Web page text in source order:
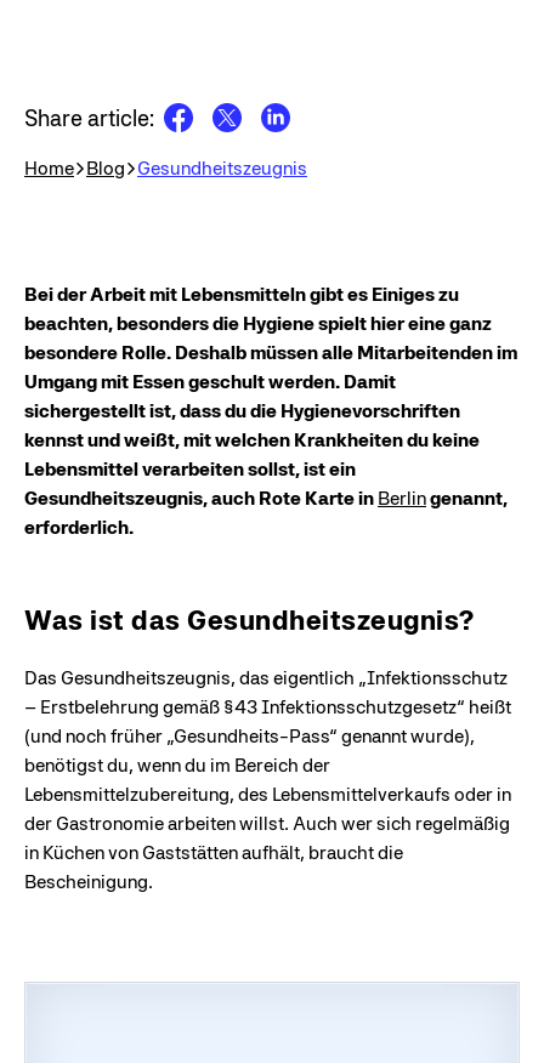
Share article:
Home Blog Gesundheitszeugnis
Bei der Arbeit mit Lebensmitteln gibt es Einiges zu
beachten, besonders die Hygiene spielt hier eine ganz
besondere Rolle. Deshalb müssen alle Mitarbeitenden im
Umgang mit Essen geschult werden. Damit
sichergestellt ist, dass du die Hygienevorschriften
kennst und weißt, mit welchen Krankheiten du keine
Lebensmittel verarbeiten sollst, ist ein
Gesundheitszeugnis, auch Rote Karte in Berlingenannt,
erforderlich.
Was ist das Gesundheitszeugnis?
Das Gesundheitszeugnis, das eigentlich „Infektionsschutz
– Erstbelehrung gemäß §43 Infektionsschutzgesetz“ heißt
(und noch früher „Gesundheits-Pass“ genannt wurde),
benötigst du, wenn du im Bereich der
Lebensmittelzubereitung, des Lebensmittelverkaufs oder in
der Gastronomie arbeiten willst. Auch wer sich regelmäßig
in Küchen von Gaststätten aufhält, braucht die
Bescheinigung.